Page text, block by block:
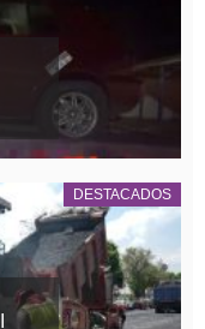
DESTACADOS